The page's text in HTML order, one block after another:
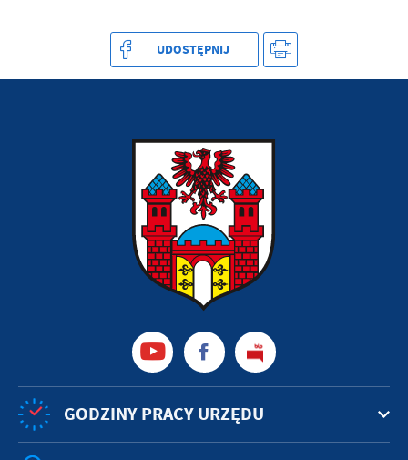
UDOSTĘPNIJ
GODZINY PRACY URZĘDU